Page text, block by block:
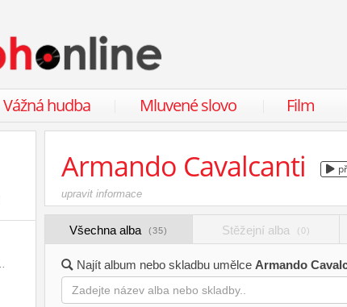
Vážná hudba Mluvené slovo Film
Armando Cavalcanti
upravit informace
Všechna alba (35) Stěžejní alba (0)
Najít album nebo skladbu umělce Armando